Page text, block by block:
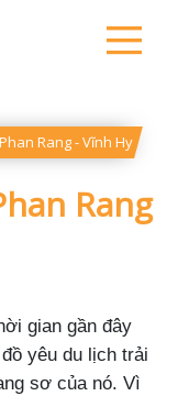
Rang - Vĩnh Hy
Rang
gian gần đây
yêu du lịch trải
sơ của nó. Vì